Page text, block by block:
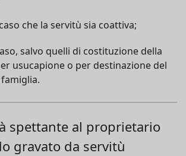
che la servitù sia coattiva;
salvo quelli di costituzione della
usucapione o per destinazione del
spettante al proprietario
gravato da servitù